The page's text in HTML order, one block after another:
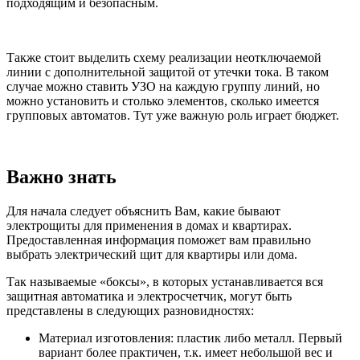
подходящим и безопасным.
Также стоит выделить схему реализации неотключаемой
линии с дополнительной защитой от утечки тока. В таком
случае можно ставить УЗО на каждую группу линий, но
можно установить и столько элементов, сколько имеется
групповых автоматов. Тут уже важную роль играет бюджет.
Важно знать
Для начала следует объяснить Вам, какие бывают
электрощиты для применения в домах и квартирах.
Предоставленная информация поможет вам правильно
выбрать электрический щит для квартиры или дома.
Так называемые «боксы», в которых устанавливается вся
защитная автоматика и электросчетчик, могут быть
представлены в следующих разновидностях:
Материал изготовления: пластик либо металл. Первый
вариант более практичен, т.к. имеет небольшой вес и